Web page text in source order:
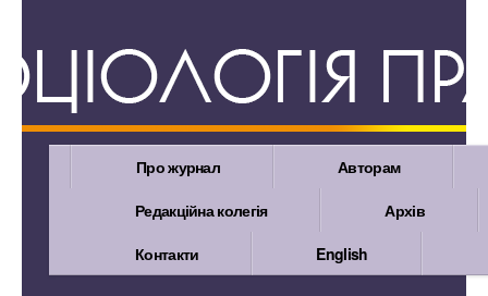
Про журнал
Авторам
Редакційна колегія
Архів
Контакти
English